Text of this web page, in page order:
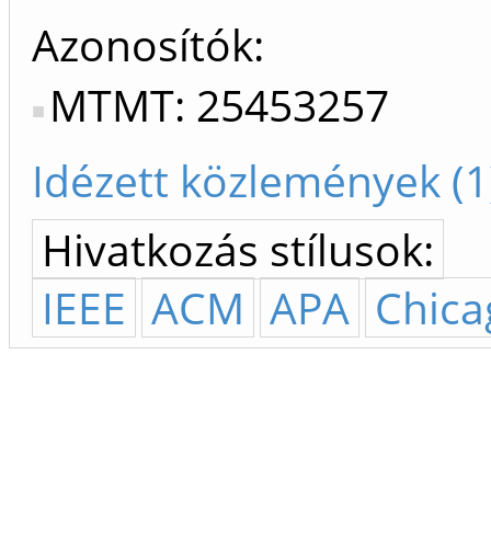
Azonosítók
MTMT: 25453257
Idézett közlemények
Hivatkozás stílusok:
IEEE ACM APA